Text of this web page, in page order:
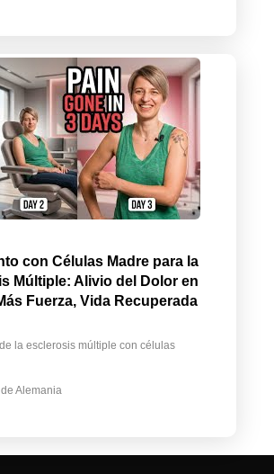
con Células Madre para la
Múltiple: Alivio del Dolor en
Fuerza, Vida Recuperada
la esclerosis múltiple con células
Alemania